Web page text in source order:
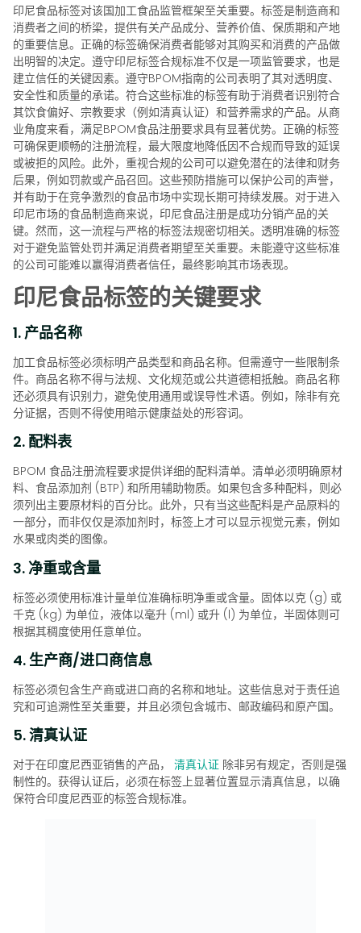
印尼食品标签对该国加工食品监管框架至关重要。标签是制造商和
消费者之间的桥梁，提供有关产品成分、营养价值、保质期和产地
的重要信息。正确的标签确保消费者能够对其购买和消费的产品做
出明智的决定。遵守印尼标签合规标准不仅是一项监管要求，也是
建立信任的关键因素。遵守BPOM指南的公司表明了其对透明度、
安全性和质量的承诺。符合这些标准的标签有助于消费者识别符合
其饮食偏好、宗教要求（例如清真认证）和营养需求的产品。从商
业角度来看，满足BPOM食品注册要求具有显著优势。正确的标签
可确保更顺畅的注册流程，最大限度地降低因不合规而导致的延误
或被拒的风险。此外，重视合规的公司可以避免潜在的法律和财务
后果，例如罚款或产品召回。这些预防措施可以保护公司的声誉，
并有助于在竞争激烈的食品市场中实现长期可持续发展。对于进入
印尼市场的食品制造商来说，印尼食品注册是成功分销产品的关
键。然而，这一流程与严格的标签法规密切相关。透明准确的标签
对于避免监管处罚并满足消费者期望至关重要。未能遵守这些标准
的公司可能难以赢得消费者信任，最终影响其市场表现。
印尼食品标签的关键要求
1. 产品名称
加工食品标签必须标明产品类型和商品名称。但需遵守一些限制条
件。商品名称不得与法规、文化规范或公共道德相抵触。商品名称
还必须具有识别力，避免使用通用或误导性术语。例如，除非有充
分证据，否则不得使用暗示健康益处的形容词。
2. 配料表
BPOM 食品注册流程要求提供详细的配料清单。清单必须明确原材
料、食品添加剂 (BTP) 和所用辅助物质。如果包含多种配料，则必
须列出主要原材料的百分比。此外，只有当这些配料是产品原料的
一部分，而非仅仅是添加剂时，标签上才可以显示视觉元素，例如
水果或肉类的图像。
3. 净重或含量
标签必须使用标准计量单位准确标明净重或含量。固体以克 (g) 或
千克 (kg) 为单位，液体以毫升 (ml) 或升 (l) 为单位，半固体则可
根据其稠度使用任意单位。
4. 生产商/进口商信息
标签必须包含生产商或进口商的名称和地址。这些信息对于责任追
究和可追溯性至关重要，并且必须包含城市、邮政编码和原产国。
5. 清真认证
对于在印度尼西亚销售的产品， 清真认证 除非另有规定，否则是强
制性的。获得认证后，必须在标签上显著位置显示清真信息，以确
保符合印度尼西亚的标签合规标准。